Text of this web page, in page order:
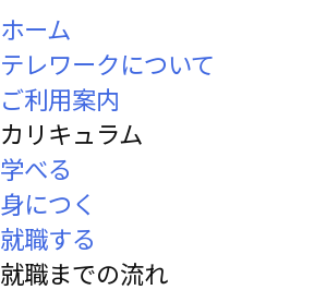
ホーム
テレワークについて
ご利用案内
カリキュラム
学べる
身につく
就職する
就職までの流れ